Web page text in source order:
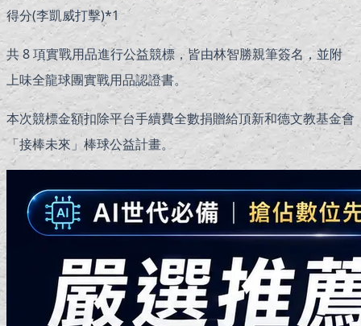
得分(李凱威打擊)*1
共 8 項實戰用品進行公益競標，皆由林智勝親筆簽名，並附
上味全龍球團實戰用品認證書。
本次競標金額扣除平台手續費全數捐贈給頂新和德文教基金會
「接棒未來」棒球公益計畫。